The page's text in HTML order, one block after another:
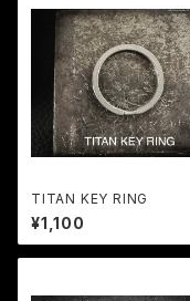
TITAN KEY RING
¥1,100